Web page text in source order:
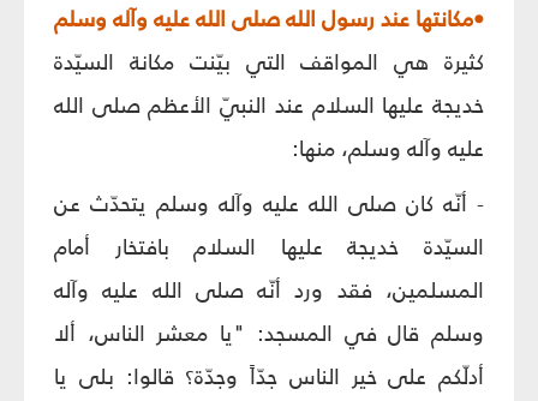
•مكانتها عند رسول الله صلى الله عليه وآله وسلم
كثيرة هي المواقف التي بيّنت مكانة السيّدة
خديجة عليها السلام عند النبيّ الأعظم صلى الله
عليه وآله وسلم، منها:
- أنّه كان صلى الله عليه وآله وسلم يتحدّث عن
السيّدة خديجة عليها السلام بافتخار أمام
المسلمين، فقد ورد أنّه صلى الله عليه وآله
وسلم قال في المسجد: "يا معشر الناس، ألا
أدلّكم على خير الناس جدّاً وجدّة؟ قالوا: بلى يا